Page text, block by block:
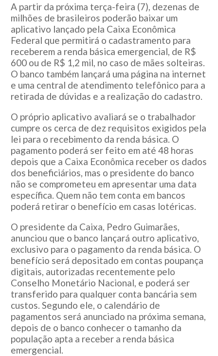
A partir da próxima terça-feira (7), dezenas de
milhões de brasileiros poderão baixar um
aplicativo lançado pela Caixa Econômica
Federal que permitirá o cadastramento para
receberem a renda básica emergencial, de R$
600 ou de R$ 1,2 mil, no caso de mães solteiras.
O banco também lançará uma página na internet
e uma central de atendimento telefônico para a
retirada de dúvidas e a realização do cadastro.
O próprio aplicativo avaliará se o trabalhador
cumpre os cerca de dez requisitos exigidos pela
lei para o recebimento da renda básica. O
pagamento poderá ser feito em até 48 horas
depois que a Caixa Econômica receber os dados
dos beneficiários, mas o presidente do banco
não se comprometeu em apresentar uma data
específica. Quem não tem conta em bancos
poderá retirar o benefício em casas lotéricas.
O presidente da Caixa, Pedro Guimarães,
anunciou que o banco lançará outro aplicativo,
exclusivo para o pagamento da renda básica. O
benefício será depositado em contas poupança
digitais, autorizadas recentemente pelo
Conselho Monetário Nacional, e poderá ser
transferido para qualquer conta bancária sem
custos. Segundo ele, o calendário de
pagamentos será anunciado na próxima semana,
depois de o banco conhecer o tamanho da
população apta a receber a renda básica
emergencial.